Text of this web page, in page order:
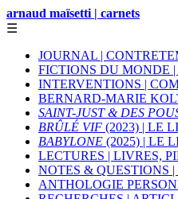
arnaud maïsetti | carnets
☰
JOURNAL |
FICTIONS DU MONDE |
INTERVENTIONS |
BERNARD-MARIE
SAINT-JUST & DES
BRÛLÉ VIF (2023) | LE
BABYLONE (2025) | LE
LECTURES | LIVRES,
NOTES & QUESTIONS
ANTHOLOGIE